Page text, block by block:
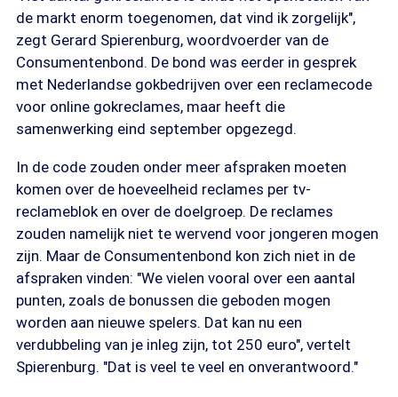
de markt enorm toegenomen, dat vind ik zorgelijk",
zegt Gerard Spierenburg, woordvoerder van de
Consumentenbond. De bond was eerder in gesprek
met Nederlandse gokbedrijven over een reclamecode
voor online gokreclames, maar heeft die
samenwerking eind september opgezegd.
In de code zouden onder meer afspraken moeten
komen over de hoeveelheid reclames per tv-
reclameblok en over de doelgroep. De reclames
zouden namelijk niet te wervend voor jongeren mogen
zijn. Maar de Consumentenbond kon zich niet in de
afspraken vinden: "We vielen vooral over een aantal
punten, zoals de bonussen die geboden mogen
worden aan nieuwe spelers. Dat kan nu een
verdubbeling van je inleg zijn, tot 250 euro", vertelt
Spierenburg. "Dat is veel te veel en onverantwoord."